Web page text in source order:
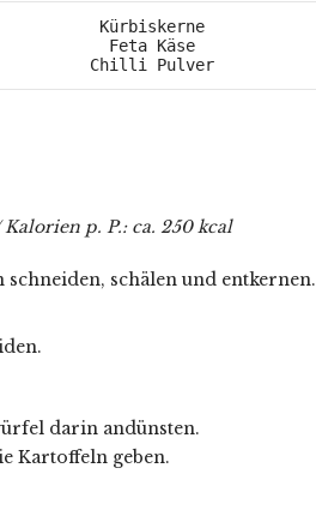
Kürbiskerne
Feta Käse
Chilli Pulver
p. P.: ca. 250 kcal
schälen und entkernen.
darin andünsten.
Kartoffeln geben.